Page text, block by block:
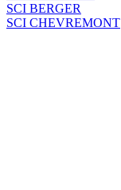
SCI BERGER
SCI CHEVREMONT